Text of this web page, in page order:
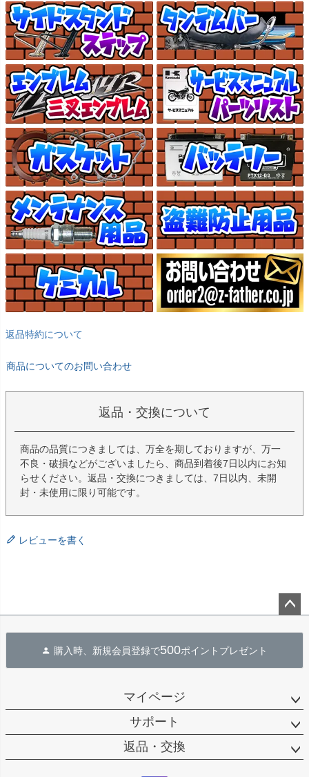
返品特約について
商品についてのお問い合わせ
返品・交換について
商品の品質につきましては、万全を期しておりますが、万一
不良・破損などがございましたら、商品到着後7日以内にお知
らせください。返品・交換につきましては、7日以内、未開
封・未使用に限り可能です。
レビューを書く
へ
購入時、新規会員登録で500ポイントプレゼント
マイページ
サポート
返品・交換